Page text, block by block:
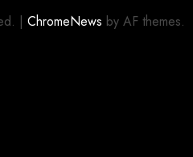
| ChromeNews by AF themes.